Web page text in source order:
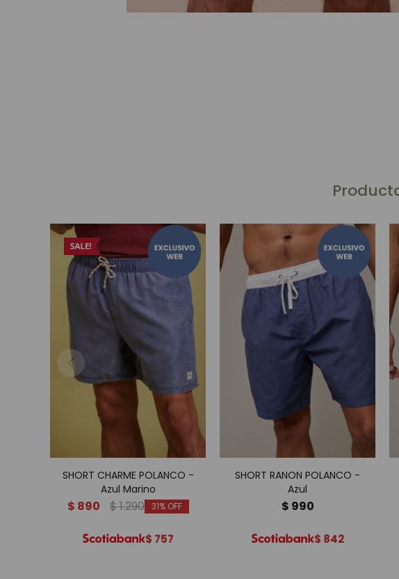
SHORT CHARME POLANCO -
Azul Marino
$ 890 $1.290 31
$ 757
SHORT RANON POLANCO -
Azul
$ 990
$ 842